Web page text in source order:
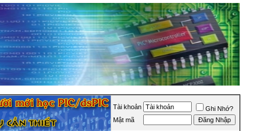
Tài khoản
Ghi Nhớ?
Mật mã